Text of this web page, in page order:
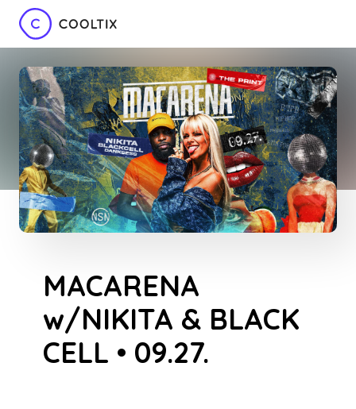
MACARENA
w/NIKITA & BLACK
CELL • 09.27.